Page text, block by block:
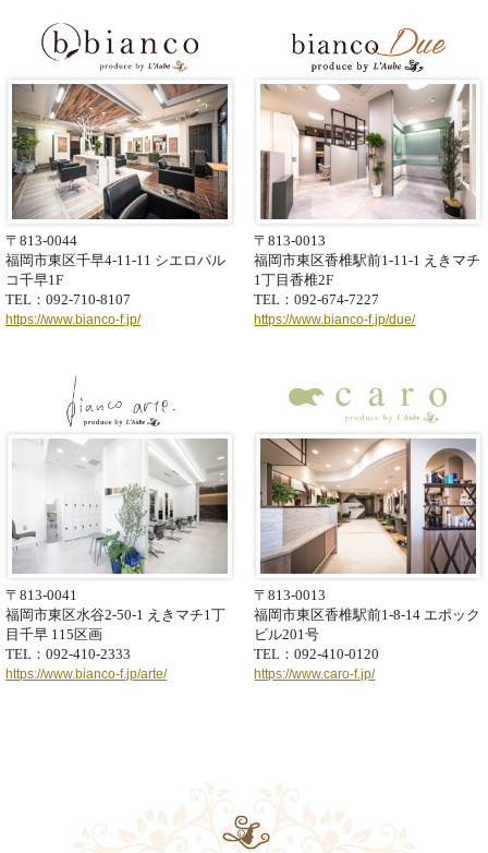
〒813-0044
福岡市東区千早4-11-11 シエロパル
コ千早1F
TEL：092-710-8107
https://www.bianco-f.jp/
〒813-0013
福岡市東区香椎駅前1-11-1 えきマチ
1丁目香椎2F
TEL：092-674-7227
https://www.bianco-f.jp/due/
〒813-0041
福岡市東区水谷2-50-1 えきマチ1丁
目千早 115区画
TEL：092-410-2333
https://www.bianco-f.jp/arte/
〒813-0013
福岡市東区香椎駅前1-8-14 エポック
ビル201号
TEL：092-410-0120
https://www.caro-f.jp/